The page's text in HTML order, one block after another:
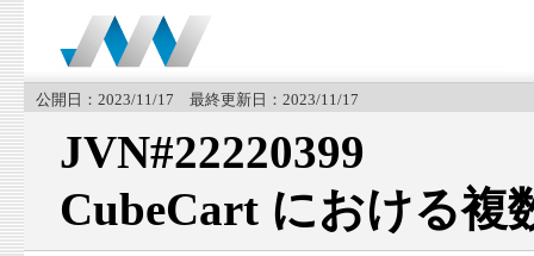
公開日：2023/11/17 最終更新日：2023/11/17
JVN#22220399
CubeCart における複